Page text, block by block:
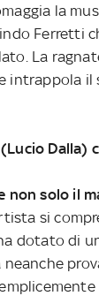
la
Ferretti
La
intrappola il
Dalla)
non solo il
si
dotato di